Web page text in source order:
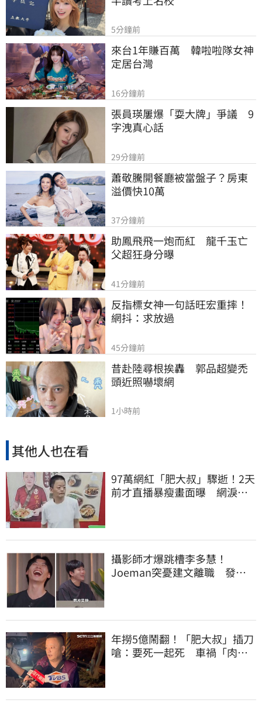
5分鐘前
來台1年賺百萬　韓啦啦隊女神
定居台灣
16分鐘前
張員瑛屢爆「耍大牌」爭議　9
字洩真心話
29分鐘前
蕭敬騰開餐廳被當盤子？房東
溢價快10萬
37分鐘前
助鳳飛飛一炮而紅　龍千玉亡
父超狂身分曝
41分鐘前
反指標女神一句話旺宏重摔！
網抖：求放過
45分鐘前
昔赴陸尋根挨轟　郭品超變禿
頭近照嚇壞網
1小時前
其他人也在看
97萬網紅「肥大叔」驟逝！2天
前才直播暴瘦畫面曝 網淚
攝影師才爆跳槽李多慧！
Joeman突憂建文離職 發聲
年撈5億鬧翻！「肥大叔」插刀
嗆：要死一起死 車禍「肉眼